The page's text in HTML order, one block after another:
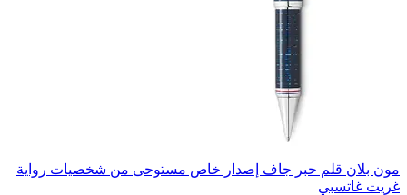
مون بلان قلم حبر جاف إصدار خاص مستوحى من شخصيات رواية
غريت غاتسبي